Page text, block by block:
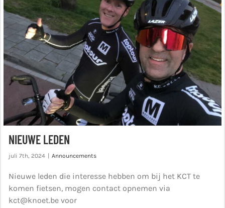
NIEUWE LEDEN
juli 7th, 2024 Announcements
Nieuwe leden die interesse hebben om bij het KCT te
komen fietsen, mogen contact opnemen via
kct@knoet.be voor